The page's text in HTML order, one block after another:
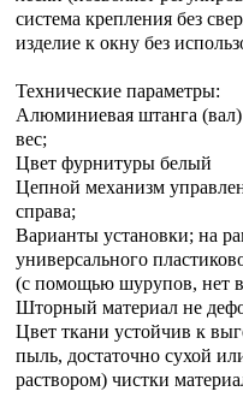
система крепления без
изделие к окну без
Технические параметры:
Алюминиевая штанга
вес;
Цвет фурнитуры белый
Цепной механизм
справа;
Варианты установки; на
универсального
(с помощью шурупов, нет
Шторный материал не
Цвет ткани устойчив к
пыль, достаточно сухой
раствором) чистки